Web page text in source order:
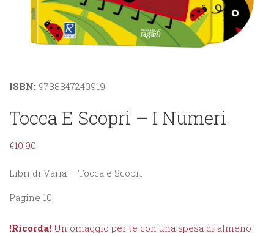
ISBN: 9788847240919
Tocca E Scopri – I Numeri
€10,90
Libri di Varia – Tocca e Scopri
Pagine 10
!Ricorda! Un omaggio per te con una spesa di almeno